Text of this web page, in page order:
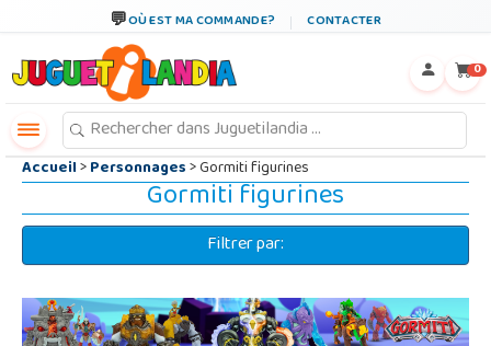
OÙ EST MA COMMANDE? CONTACTER
0
Accueil>Personnages> Gormiti figurines
Gormiti figurines
Filtrer par: